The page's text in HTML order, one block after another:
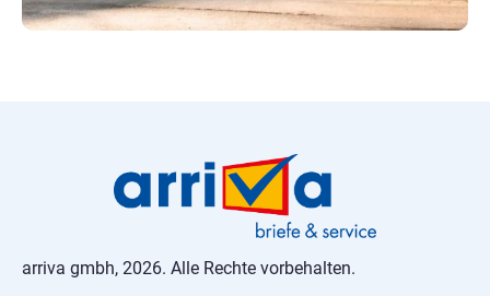
arriva gmbh, 2026. Alle Rechte vorbehalten.